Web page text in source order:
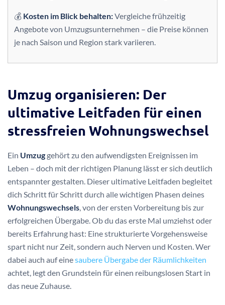
💰 Kosten im Blick behalten:Vergleiche frühzeitig
Angebote von Umzugsunternehmen – die Preise können
je nach Saison und Region stark variieren.
Umzug organisieren: Der
ultimative Leitfaden für einen
stressfreien Wohnungswechsel
Ein Umzug gehört zu den aufwendigsten Ereignissen im
Leben – doch mit der richtigen Planung lässt er sich deutlich
entspannter gestalten. Dieser ultimative Leitfaden begleitet
dich Schritt für Schritt durch alle wichtigen Phasen deines
Wohnungswechsels, von der ersten Vorbereitung bis zur
erfolgreichen Übergabe. Ob du das erste Mal umziehst oder
bereits Erfahrung hast: Eine strukturierte Vorgehensweise
spart nicht nur Zeit, sondern auch Nerven und Kosten. Wer
dabei auch auf einesaubere Übergabe der Räumlichkeiten
achtet, legt den Grundstein für einen reibungslosen Start in
das neue Zuhause.